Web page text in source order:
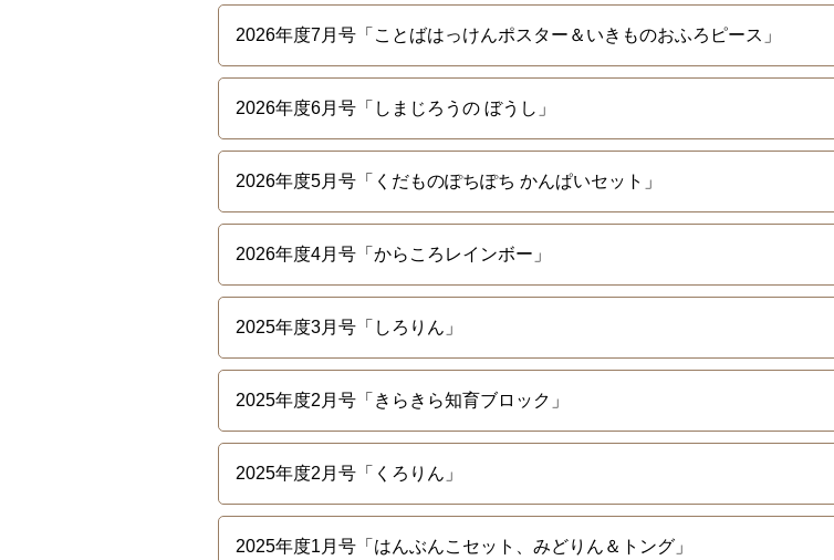
2026年度7月号「ことばはっけんポスター＆いきものおふろピース」
2026年度6月号「しまじろうの ぼうし」
2026年度5月号「くだものぽちぽち かんぱいセット」
2026年度4月号「からころレインボー」
2025年度3月号「しろりん」
2025年度2月号「きらきら知育ブロック」
2025年度2月号「くろりん」
2025年度1月号「はんぶんこセット、みどりん＆トング」